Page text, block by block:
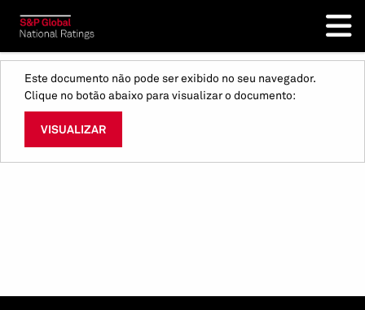
Este documento não pode ser exibido no seu navegador.
Clique no botão abaixo para visualizar o documento:
VISUALIZAR